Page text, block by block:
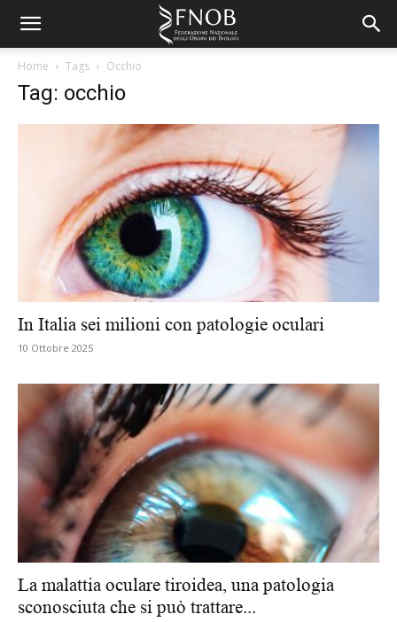
Home Tags Occhio
Tag: occhio
In Italia sei milioni con patologie oculari
10 Ottobre 2025
La malattia oculare tiroidea, una patologia
sconosciuta che si può trattare...